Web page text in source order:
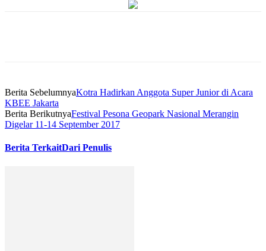
Berita SebelumnyaKotra Hadirkan Anggota Super Junior di Acara
KBEE Jakarta
Berita BerikutnyaFestival Pesona Geopark Nasional Merangin
Digelar 11-14 September 2017
Berita TerkaitDari Penulis